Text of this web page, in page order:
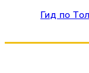
Гид по